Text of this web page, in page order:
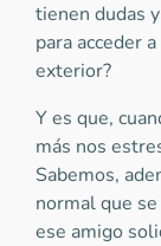
tienen dudas
para acceder
exterior?
Y es que,
más nos
Sabemos,
normal que
ese amigo